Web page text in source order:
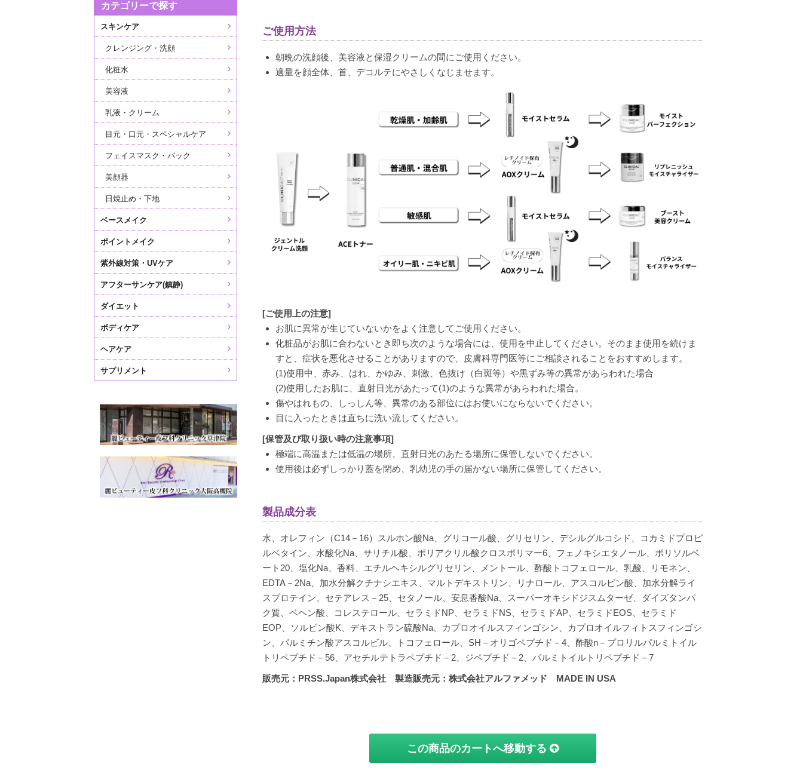
ご使用方法
朝晩の洗顔後、美容液と保湿クリームの間にご使用ください。
適量を顔全体、首、デコルテにやさしくなじませます。
[ご使用上の注意]
お肌に異常が生じていないかをよく注意してご使用ください。
化粧品がお肌に合わないとき即ち次のような場合には、使用を中止してください。そのまま使用を続けま
すと、症状を悪化させることがありますので、皮膚科専門医等にご相談されることをおすすめします。
(1)使用中、赤み、はれ、かゆみ、刺激、色抜け（白斑等）や黒ずみ等の異常があらわれた場合
(2)使用したお肌に、直射日光があたって(1)のような異常があらわれた場合。
傷やはれもの、しっしん等、異常のある部位にはお使いにならないでください。
目に入ったときは直ちに洗い流してください。
[保管及び取り扱い時の注意事項]
極端に高温または低温の場所、直射日光のあたる場所に保管しないでください。
使用後は必ずしっかり蓋を閉め、乳幼児の手の届かない場所に保管してください。
製品成分表
水、オレフィン（C14－16）スルホン酸Na、グリコール酸、グリセリン、デシルグルコシド、コカミドプロピ
ルベタイン、水酸化Na、サリチル酸、ポリアクリル酸クロスポリマー6、フェノキシエタノール、ポリソルベ
ート20、塩化Na、香料、エチルヘキシルグリセリン、メントール、酢酸トコフェロール、乳酸、リモネン、
EDTA－2Na、加水分解クチナシエキス、マルトデキストリン、リナロール、アスコルビン酸、加水分解ライ
スプロテイン、セテアレス－25、セタノール、安息香酸Na、スーパーオキシドジスムターゼ、ダイズタンパ
ク質、ベヘン酸、コレステロール、セラミドNP、セラミドNS、セラミドAP、セラミドEOS、セラミド
EOP、ソルビン酸K、デキストラン硫酸Na、カプロオイルスフィンゴシン、カプロオイルフィトスフィンゴシ
ン、パルミチン酸アスコルビル、トコフェロール、SH－オリゴペプチド－4、酢酸n－プロリルパルミトイル
トリペプチド－56、アセチルテトラペプチド－2、ジペプチド－2、パルミトイルトリペプチド－7
販売元：PRSS.Japan株式会社 製造販売元：株式会社アルファメッド MADE IN USA
この商品のカートへ移動する
カテゴリーで探す
スキンケア
クレンジング・洗顔
化粧水
美容液
乳液・クリーム
目元・口元・スペシャルケア
フェイスマスク・パック
美顔器
日焼止め・下地
ベースメイク
ポイントメイク
紫外線対策・UVケア
アフターサンケア(鎮静)
ダイエット
ボディケア
ヘアケア
サプリメント